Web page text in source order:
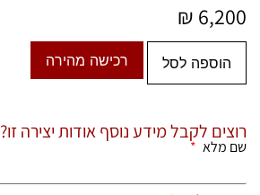
₪ 6,200
הוספה לסל רכישה מהירה
רוצים לקבל מידע נוסף אודות יצירה זו?
שם מלא